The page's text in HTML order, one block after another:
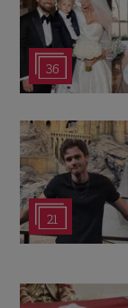
36
21